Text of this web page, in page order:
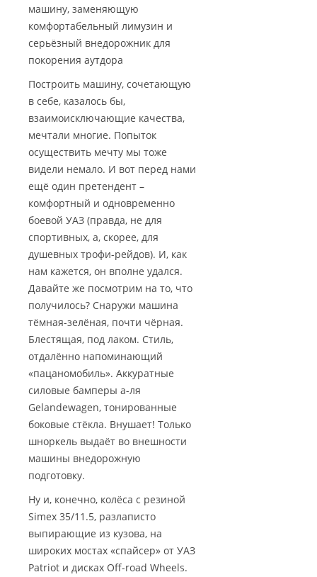
машину, заменяющую
комфортабельный лимузин и
серьёзный внедорожник для
покорения аутдора
Построить машину, сочетающую
в себе, казалось бы,
взаимоисключающие качества,
мечтали многие. Попыток
осуществить мечту мы тоже
видели немало. И вот перед нами
ещё один претендент –
комфортный и одновременно
боевой УАЗ (правда, не для
спортивных, а, скорее, для
душевных трофи-рейдов). И, как
нам кажется, он вполне удался.
Давайте же посмотрим на то, что
получилось? Снаружи машина
тёмная-зелёная, почти чёрная.
Блестящая, под лаком. Стиль,
отдалённо напоминающий
«пацаномобиль». Аккуратные
силовые бамперы а-ля
Gelandewagen, тонированные
боковые стёкла. Внушает! Только
шноркель выдаёт во внешности
машины внедорожную
подготовку.
Ну и, конечно, колёса с резиной
Simex 35/11.5, разлаписто
выпирающие из кузова, на
широких мостах «спайсер» от УАЗ
Patriot и дисках Off-road Wheels.